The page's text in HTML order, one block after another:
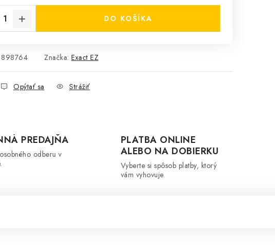
DO KOŠÍKA
898764 Značka: Exact EZ
Opýtať sa Strážiť
PREDAJŇA
odberu v
PLATBA ONLINE
ALEBO NA DOBIERKU
Vyberte si spôsob platby, ktorý
vám vyhovuje.